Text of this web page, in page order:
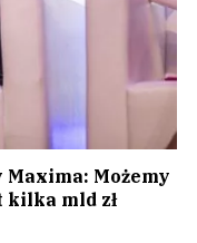
Możemy
kilka mld zł